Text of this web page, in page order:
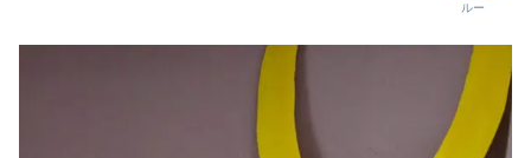
ルー